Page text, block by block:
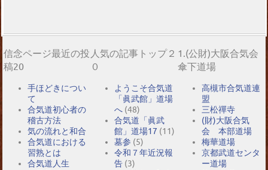
信念ページ最近の投
稿20
手ほどきについ
て
合気道初心者の
稽古方法
気の流れと和合
合気道における
習熟とは
合気道人生
人気の記事トップ２
０
ようこそ合気道
「眞武館」道場
へ (48)
合気道「眞武
館」道場17 (11)
墓参 (5)
令和７年近況報
告 (3)
1.(公財)大阪合気会
傘下道場
高槻市合気道連
盟
三松禪寺
(財)大阪合気
会 本部道場
梅華道場
京都武道センタ
ー道場